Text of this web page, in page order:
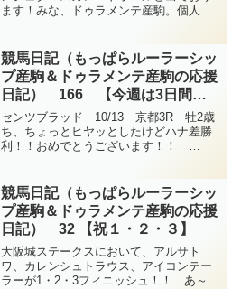
ます！みな、ドゥラメンテ産駒。個人的
ール、いいとこ見せてほしいなぁ…。
パドックアスクシュタイン...
競馬日記（もっぱらルーラーシッ
プ産駒＆ドゥラメンテ産駒の応援
日記） 166 【今週は3日間開
催】
センツブラッド 10/13 京都3R 牡2歳
ち、ちょっとヒヤッとしたけどハナ差勝
利！！おめでとうございます！！
したいところだったのですがアクアプロ
ーヴァが失速...
競馬日記（もっぱらルーラーシッ
プ産駒＆ドゥラメンテ産駒の応援
日記） 32 【祝１・２・３】
大阪城ステークスにおいて、アルサト
ワ、カレンシュトラウス、アイコンテー
ラーが1・2・3フィニッシュ！！ あ～、